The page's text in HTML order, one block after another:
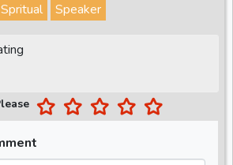
Speaker